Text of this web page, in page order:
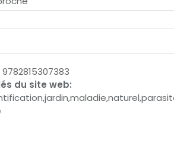
9782815307383
du site web: